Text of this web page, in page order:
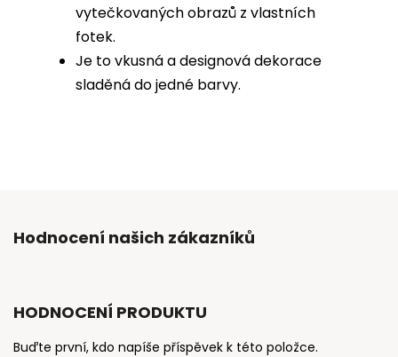
vytečkovaných obrazů z vlastních
fotek.
Je to vkusná a designová dekorace
sladěná do jedné barvy.
Hodnocení našich zákazníků
HODNOCENÍ PRODUKTU
Buďte první, kdo napíše příspěvek k této položce.